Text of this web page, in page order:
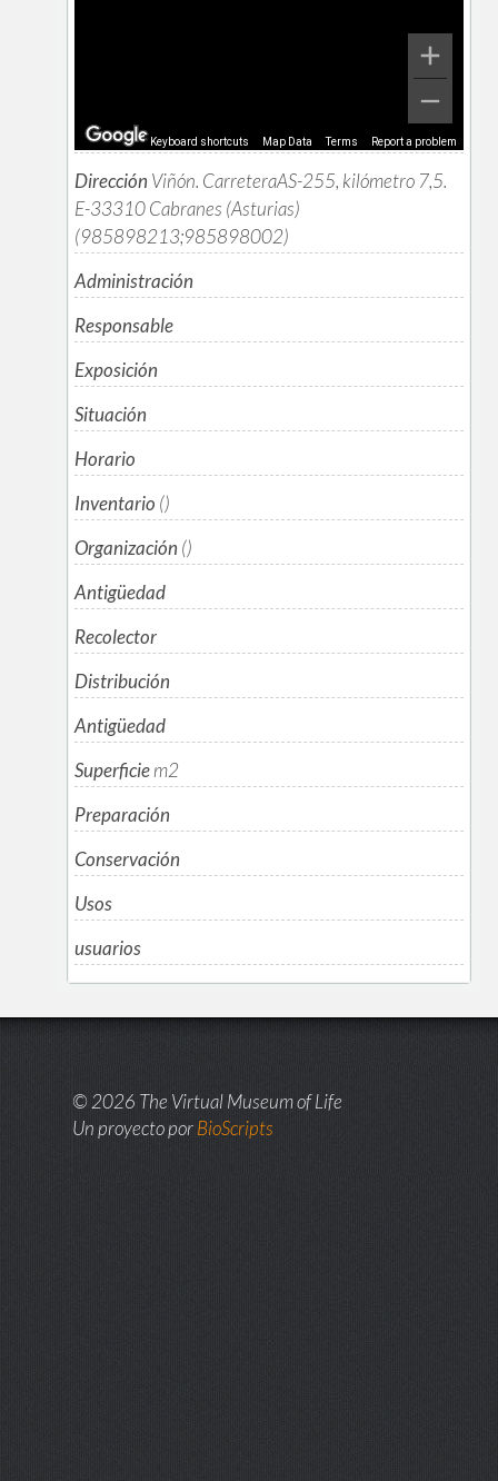
Keyboard shortcuts Map Data Terms Report a problem
Dirección Viñón. CarreteraAS-255, kilómetro 7,5.
E-33310 Cabranes (Asturias)
(985898213;985898002)
Administración
Responsable
Exposición
Situación
Horario
Inventario ()
Organización ()
Antigüedad
Recolector
Distribución
Antigüedad
Superficiem2
Preparación
Conservación
Usos
usuarios
© 2026 The Virtual Museum of Life
Un proyecto porBioScripts